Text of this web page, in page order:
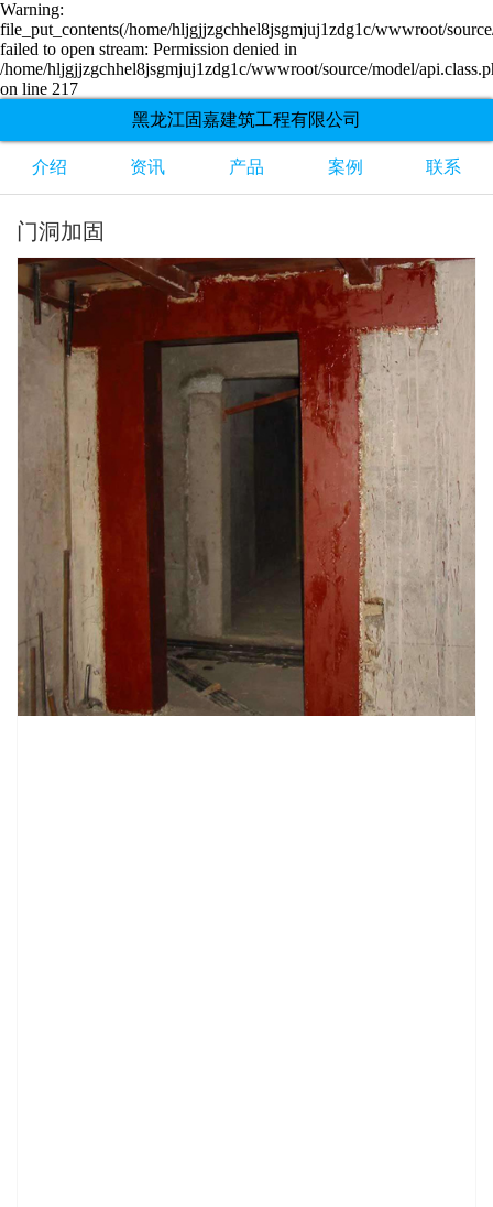
Warning:
file_put_contents(/home/hljgjjzgchhel8jsgmjuj1zdg1c/wwwroot/
failed to open stream: Permission denied in
/home/hljgjjzgchhel8jsgmjuj1zdg1c/wwwroot/source/model/
on line 217
黑龙江固嘉建筑工程有限公司
介绍 资讯 产品 案例 联系
门洞加固